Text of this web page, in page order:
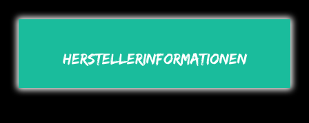
Herstellerinformationen